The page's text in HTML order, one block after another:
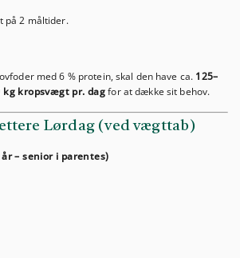
på 2 måltider.
med 6 % protein, skal den have ca. 125–
kg kropsvægt pr. dagfor at dække sit behov.
Lørdag (ved vægttab)
– senior i parentes)